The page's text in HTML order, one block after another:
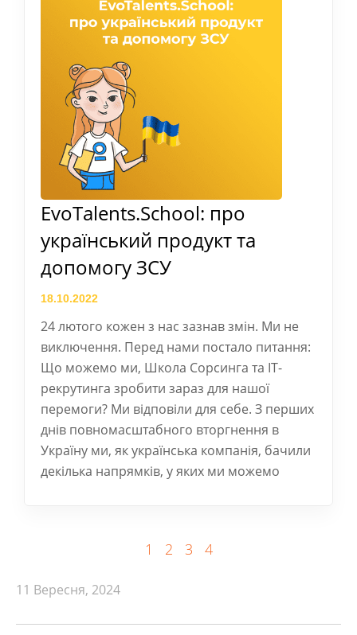
EvoTalents.School: про
український продукт та
допомогу ЗСУ
18.10.2022
24 лютого кожен з нас зазнав змін. Ми не
виключення. Перед нами постало питання:
Що можемо ми, Школа Сорсинга та ІТ-
рекрутинга зробити зараз для нашої
перемоги? Ми відповіли для себе. З перших
днів повномасштабного вторгнення в
Україну ми, як українська компанія, бачили
декілька напрямків, у яких ми можемо
1 2 3 4
11 Вересня, 2024